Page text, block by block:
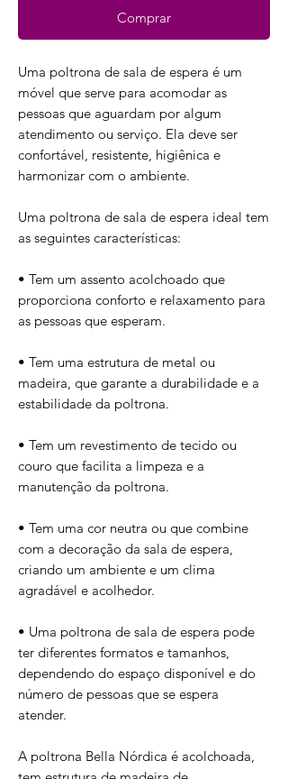
Comprar
Uma poltrona de sala de espera é um
móvel que serve para acomodar as
pessoas que aguardam por algum
atendimento ou serviço. Ela deve ser
confortável, resistente, higiênica e
harmonizar com o ambiente.
Uma poltrona de sala de espera ideal tem
as seguintes características:
• Tem um assento acolchoado que
proporciona conforto e relaxamento para
as pessoas que esperam.
• Tem uma estrutura de metal ou
madeira, que garante a durabilidade e a
estabilidade da poltrona.
• Tem um revestimento de tecido ou
couro que facilita a limpeza e a
manutenção da poltrona.
• Tem uma cor neutra ou que combine
com a decoração da sala de espera,
criando um ambiente e um clima
agradável e acolhedor.
• Uma poltrona de sala de espera pode
ter diferentes formatos e tamanhos,
dependendo do espaço disponível e do
número de pessoas que se espera
atender.
A poltrona Bella Nórdica é acolchoada,